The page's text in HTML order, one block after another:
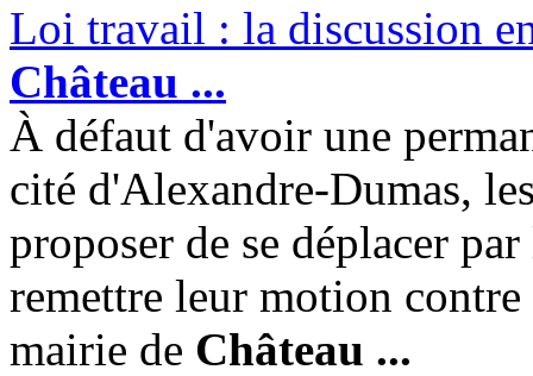
Loi travail : la discussion
Château ...
À défaut d'avoir une
cité d'Alexandre-Dumas,
proposer de se déplacer
remettre leur motion
mairie de Château ...